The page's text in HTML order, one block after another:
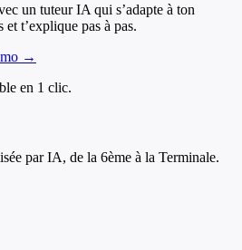
un tuteur IA qui s’adapte à ton
t’explique pas à pas.
→
en 1 clic.
par IA, de la 6ème à la Terminale.